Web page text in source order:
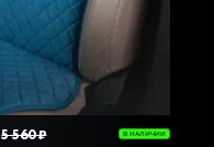
5 560 ₽ В НАЛИЧИИ